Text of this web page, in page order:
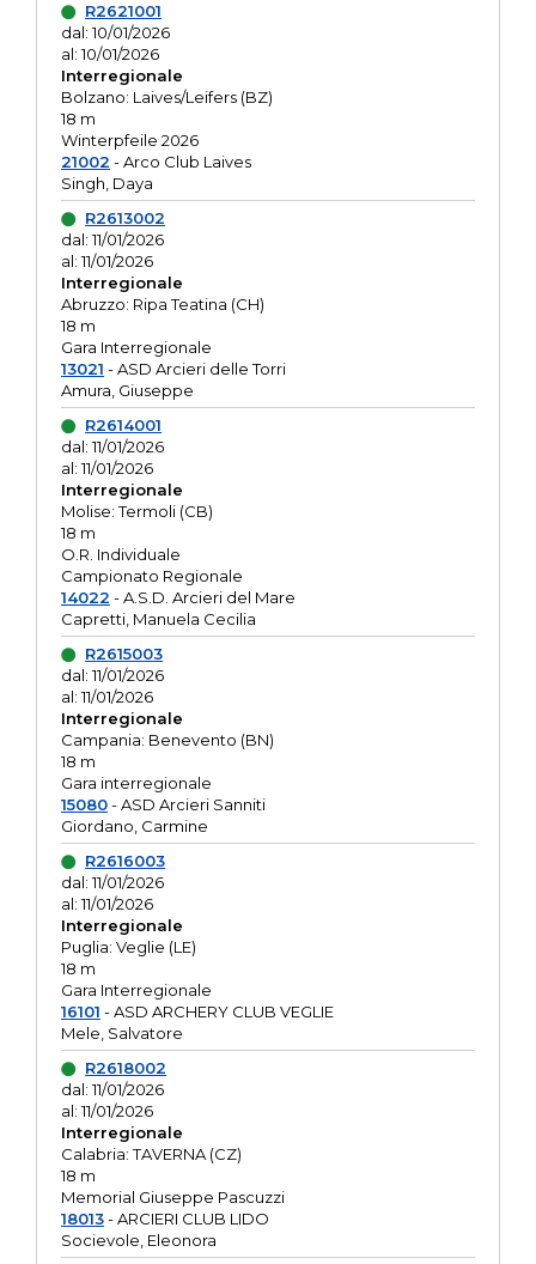
R2621001
dal: 10/01/2026
al: 10/01/2026
Interregionale
Bolzano: Laives/Leifers (BZ)
18 m
Winterpfeile 2026
21002 - Arco Club Laives
Singh, Daya
R2613002
dal: 11/01/2026
al: 11/01/2026
Interregionale
Abruzzo: Ripa Teatina (CH)
18 m
Gara Interregionale
13021 - ASD Arcieri delle Torri
Amura, Giuseppe
R2614001
dal: 11/01/2026
al: 11/01/2026
Interregionale
Molise: Termoli (CB)
18 m
O.R. Individuale
Campionato Regionale
14022 - A.S.D. Arcieri del Mare
Capretti, Manuela Cecilia
R2615003
dal: 11/01/2026
al: 11/01/2026
Interregionale
Campania: Benevento (BN)
18 m
Gara interregionale
15080- ASD Arcieri Sanniti
Giordano, Carmine
R2616003
dal: 11/01/2026
al: 11/01/2026
Interregionale
Puglia: Veglie (LE)
18 m
Gara Interregionale
16101 - ASD ARCHERY CLUB VEGLIE
Mele, Salvatore
R2618002
dal: 11/01/2026
al: 11/01/2026
Interregionale
Calabria: TAVERNA (CZ)
18 m
Memorial Giuseppe Pascuzzi
18013- ARCIERI CLUB LIDO
Socievole, Eleonora